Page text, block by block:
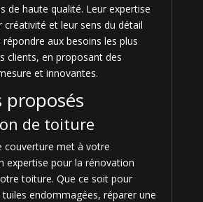
de haute qualité. Leur expertise
créativité et leur sens du détail
aux besoins les plus
clients, en proposant des
et innovantes.
proposés
de toiture
couverture met à votre
expertise pour la rénovation
toiture. Que ce soit pour
endommagées, réparer une